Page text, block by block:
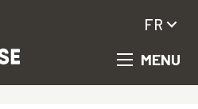
MENU
FR